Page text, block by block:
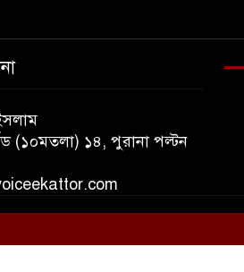
(১০মতলা) ১৪, পুরানা পল্টন